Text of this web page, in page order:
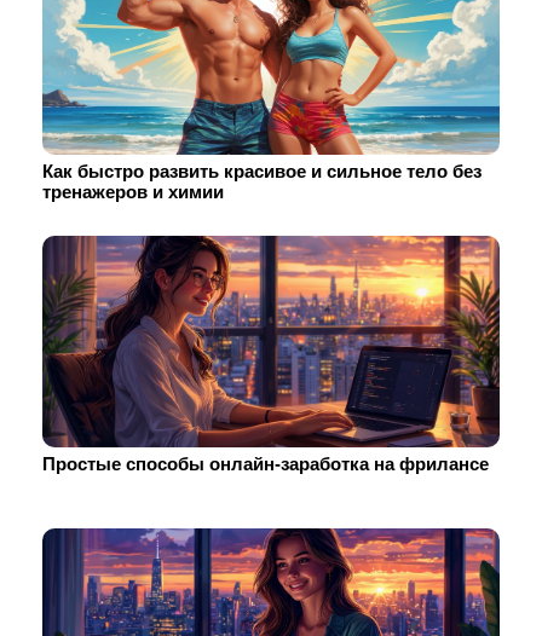
Как быстро развить красивое и сильное тело без
тренажеров и химии
Простые способы онлайн-заработка на фрилансе